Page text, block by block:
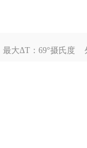
大ΔT：69°摄氏度